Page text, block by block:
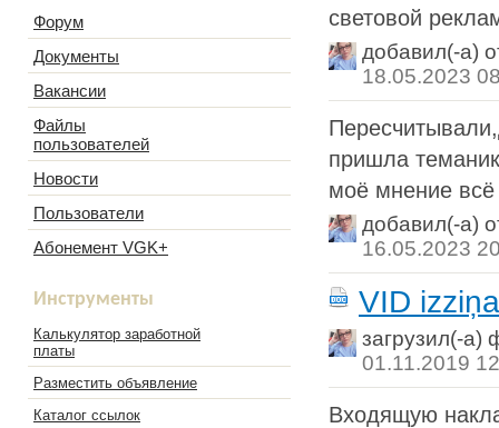
Форум
Документы
Вакансии
Файлы
пользователей
Новости
Пользователи
Абонемент VGK+
Инструменты
Калькулятор заработной
платы
Разместить объявление
Каталог ссылок
световой
добавил(-а)
18.05.2023
пришла
моё мнение всё
добавил(-а)
16.05.2023
VID
загрузил(-а)
01.11.2019
Входящую